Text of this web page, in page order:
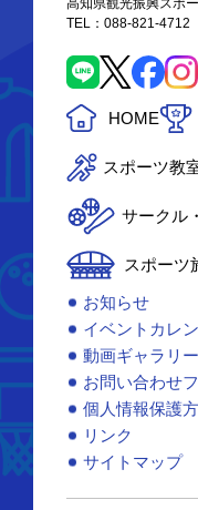
高知県観光振興スポ
TEL：088-821-
HOME
スポーツ教
サークル
スポーツ
お知らせ
イベントカレ
動画ギャラリー
お問い合わせ
個人情報保護
リンク
サイトマップ